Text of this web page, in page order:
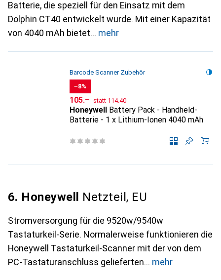
Batterie, die speziell für den Einsatz mit dem
Dolphin CT40 entwickelt wurde. Mit einer Kapazität
von 4040 mAh bietet
mehr
Barcode Scanner Zubehör
−8%
CHF
105.– statt CHF
114.40
Honeywell Battery Pack - Handheld-
Batterie - 1 x Lithium-Ionen 4040 mAh
6. Honeywell Netzteil, EU
Stromversorgung für die 9520w/9540w
Tastaturkeil-Serie. Normalerweise funktionieren die
Honeywell Tastaturkeil-Scanner mit der von dem
PC-Tastaturanschluss gelieferten
mehr